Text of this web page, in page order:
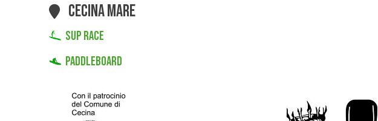
CECINA MARE
SUP RACE
PADDLEBOARD